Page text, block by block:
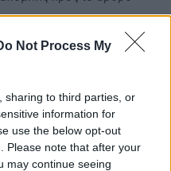
Not Process My
sharing to third parties, or
information for
use the below opt-out
Please note that after your
may continue seeing